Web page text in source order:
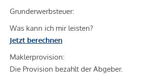
Grunderwerbsteuer:
Was kann ich mir leisten?
Jetzt berechnen
Maklerprovision:
Die Provision bezahlt der Abgeber.